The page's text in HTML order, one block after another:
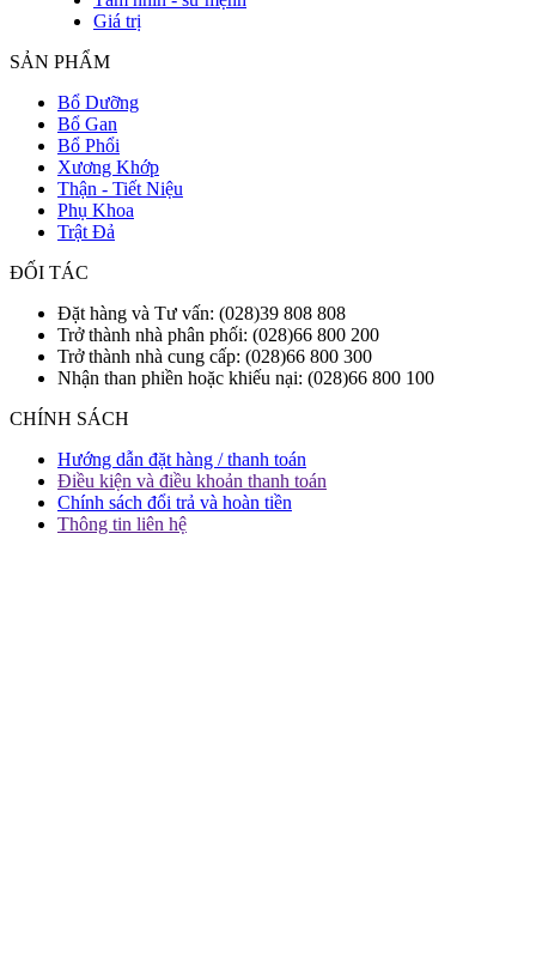
Giá trị
SẢN PHẨM
Bổ Dưỡng
Bổ Gan
Bổ Phổi
Xương Khớp
Thận - Tiết Niệu
Phụ Khoa
Trật Đả
ĐỐI TÁC
Đặt hàng và Tư vấn: (028)39 808 808
Trở thành nhà phân phối: (028)66 800 200
Trở thành nhà cung cấp: (028)66 800 300
Nhận than phiền hoặc khiếu nại: (028)66 800 100
CHÍNH SÁCH
Hướng dẫn đặt hàng / thanh toán
Điều kiện và điều khoản thanh toán
Chính sách đổi trả và hoàn tiền
Thông tin liên hệ